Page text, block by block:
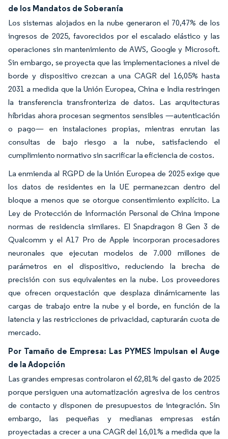
de los Mandatos de Soberanía
Los sistemas alojados en la nube generaron el 70,47% de los
ingresos de 2025, favorecidos por el escalado elástico y las
operaciones sin mantenimiento de AWS, Google y Microsoft.
Sin embargo, se proyecta que las implementaciones a nivel de
borde y dispositivo crezcan a una CAGR del 16,05% hasta
2031 a medida que la Unión Europea, China e India restringen
la transferencia transfronteriza de datos. Las arquitecturas
híbridas ahora procesan segmentos sensibles —autenticación
o pago— en instalaciones propias, mientras enrutan las
consultas de bajo riesgo a la nube, satisfaciendo el
cumplimiento normativo sin sacrificar la eficiencia de costos.
La enmienda al RGPD de la Unión Europea de 2025 exige que
los datos de residentes en la UE permanezcan dentro del
bloque a menos que se otorgue consentimiento explícito. La
Ley de Protección de Información Personal de China impone
normas de residencia similares. El Snapdragon 8 Gen 3 de
Qualcomm y el A17 Pro de Apple incorporan procesadores
neuronales que ejecutan modelos de 7.000 millones de
parámetros en el dispositivo, reduciendo la brecha de
precisión con sus equivalentes en la nube. Los proveedores
que ofrecen orquestación que desplaza dinámicamente las
cargas de trabajo entre la nube y el borde, en función de la
latencia y las restricciones de privacidad, capturarán cuota de
mercado.
Por Tamaño de Empresa: Las PYMES Impulsan el Auge
de la Adopción
Las grandes empresas controlaron el 62,81% del gasto de 2025
porque persiguen una automatización agresiva de los centros
de contacto y disponen de presupuestos de integración. Sin
embargo, las pequeñas y medianas empresas están
proyectadas a crecer a una CAGR del 16,01% a medida que la